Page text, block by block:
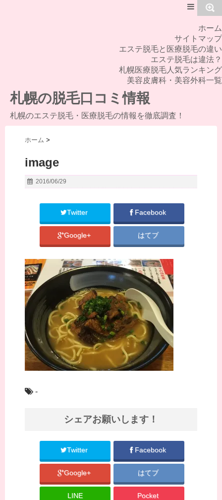
MENU
ホーム
サイトマップ
エステ脱毛と医療脱毛の違い
エステ脱毛は違法？
札幌医療脱毛人気ランキング
美容皮膚科・美容外科一覧
札幌の脱毛口コミ情報
札幌のエステ脱毛・医療脱毛の情報を徹底調査！
ホーム >
image
2016/06/29
Twitter Facebook
Google+ はてブ
-
シェアお願いします！
Twitter Facebook
Google+ はてブ
LINE Pocket